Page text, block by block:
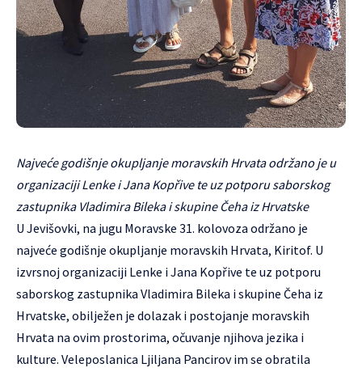
Najveće godišnje okupljanje moravskih Hrvata održano je u
organizaciji Lenke i Jana Kopřive te uz potporu saborskog
zastupnika Vladimira Bileka i skupine Čeha iz Hrvatske
U Jevišovki, na jugu Moravske 31. kolovoza održano je
najveće godišnje okupljanje moravskih Hrvata, Kiritof. U
izvrsnoj organizaciji Lenke i Jana Kopřive te uz potporu
saborskog zastupnika Vladimira Bileka i skupine Čeha iz
Hrvatske, obilježen je dolazak i postojanje moravskih
Hrvata na ovim prostorima, očuvanje njihova jezika i
kulture. Veleposlanica Ljiljana Pancirov im se obratila